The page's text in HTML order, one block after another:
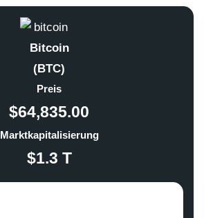
Bitcoin
(BTC)
Preis
$64,835.00
Marktkapitalisierung
$1.3 T